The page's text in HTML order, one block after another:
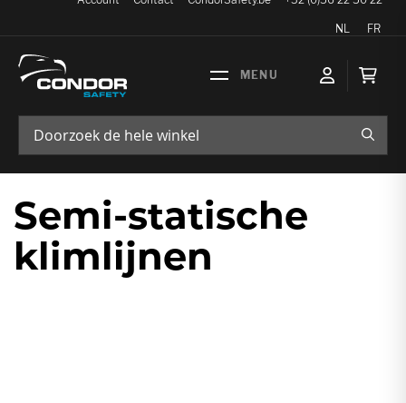
Taal
NL FR
ZOEK
Semi-statische
klimlijnen